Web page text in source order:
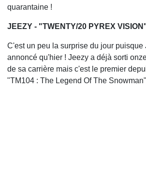
quarantaine !
JEEZY - "TWENTY/20 PYREX
C'est un peu la surprise du jour puisque
annoncé qu'hier ! Jeezy a déjà sorti
de sa carrière mais c'est le premier
"TM104 : The Legend Of The